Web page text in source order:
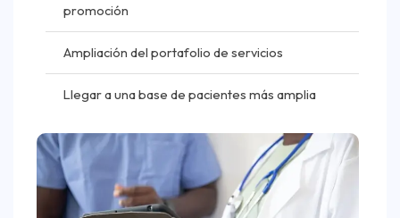
promoción
Ampliación del portafolio de servicios
Llegar a una base de pacientes más amplia